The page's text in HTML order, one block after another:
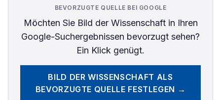
BEVORZUGTE QUELLE BEI GOOGLE
Möchten Sie Bild der Wissenschaftin Ihren
Google-Suchergebnissen bevorzugt sehen?
Ein Klick genügt.
BILD DER WISSENSCHAFT ALS
BEVORZUGTE QUELLE FESTLEGEN →